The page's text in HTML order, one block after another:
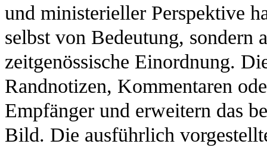
und ministerieller Perspektive
selbst von Bedeutung, sondern
zeitgenössische Einordnung.
Randnotizen, Kommentaren
Empfänger und erweitern das
Bild. Die ausführlich